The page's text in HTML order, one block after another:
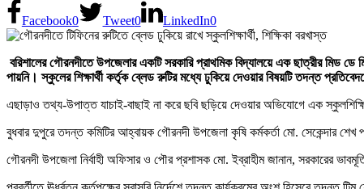
Facebook0 Tweet0 LinkedIn0
বরিশালের গৌরনদীতে উপজেলার একটি সরকারি প্রাথমিক বিদ্যালয়ে এক ছাত্রীর মিড
পায়নি। স্কুলের শিক্ষার্থী কর্তৃক ব্লেড রুটির মধ্যে ঢুকিয়ে দেওয়ার বিষয়টি তদন্ত
এছাড়াও তথ্য-উপাত্ত যাচাই-বাছাই না করে ছবি ছড়িয়ে দেওয়ার অভিযোগে এক
বুধবার দুপুরে তদন্ত কমিটির আহ্বায়ক গৌরনদী উপজেলা কৃষি কর্মকর্তা মো. সেকেন্দার শেখ
গৌরনদী উপজেলা নির্বাহী অফিসার ও পৌর প্রশাসক মো. ইব্রাহীম জানান, সরকারের